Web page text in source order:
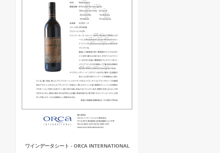
ワインデータシート - ORCA INTERNATIONAL